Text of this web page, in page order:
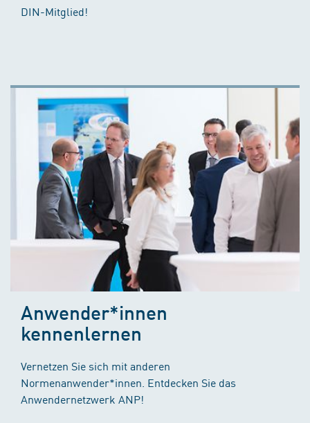
DIN-Mitglied!
Anwender*innen
kennenlernen
Vernetzen Sie sich mit anderen
Normenanwender*innen. Entdecken Sie das
Anwendernetzwerk ANP!